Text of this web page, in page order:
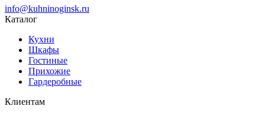
info@kuhninoginsk.ru
Каталог
Кухни
Шкафы
Гостиные
Прихожие
Гардеробные
Клиентам